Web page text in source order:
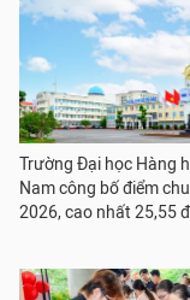
Trường Đại học Hàng
Nam công bố điểm
2026, cao nhất 25,55